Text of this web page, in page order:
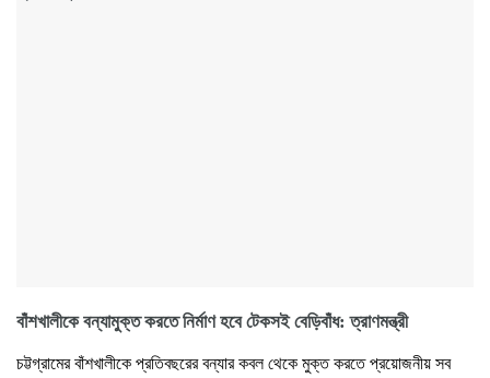
বাঁশখালীকে বন্যামুক্ত করতে নির্মাণ হবে টেকসই বেড়িবাঁধ: ত্রাণমন্ত্রী
চট্টগ্রামের বাঁশখালীকে প্রতিবছরের বন্যার কবল থেকে মুক্ত করতে প্রয়োজনীয় সব